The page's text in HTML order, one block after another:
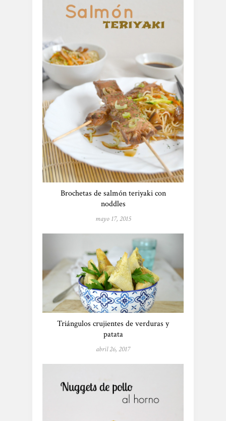
Brochetas de salmón teriyaki con
noddles
mayo 17, 2015
Triángulos crujientes de verduras y
patata
abril 26, 2017